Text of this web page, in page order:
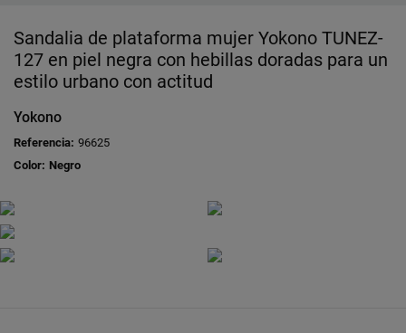
Sandalia de plataforma mujer Yokono TUNEZ-
127 en piel negra con hebillas doradas para un
estilo urbano con actitud
Yokono
Referencia: 96625
Color: Negro